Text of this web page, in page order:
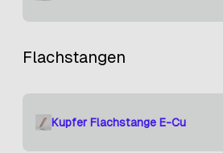
Flachstangen
Kupfer Flachstange E-Cu